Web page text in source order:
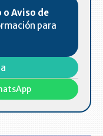
o Aviso de
para